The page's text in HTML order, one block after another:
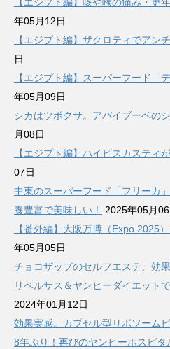
【エジプト編】咳や喉の痛み・更
年05月12日
【エジプト編】ザクロティでアン
日
【エジプト編】スーパーフード「
年05月09日
シカはツボクサ。アバイブーベの
月08日
【エジプト編】ハイビスカスティ
07日
中東のスーパーフード「フリーカ
養豊富で美味しい！
2025年05月06
【番外編】大阪万博（Expo 2025
年05月05日
チョコザップのセルフエステ、効果
リベルサス＆ヤンヒーダイエット
2024年01月12日
効果実感。カプセル型リポソーム
8年ぶり！再びのヤンヒーホスピタ